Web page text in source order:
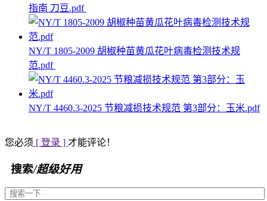
指南 刀豆.pdf
NY/T 1805-2009 胡椒种苗黄瓜花叶病毒检测技术规
范.pdf
NY/T 4460.3-2025 节粮减损技术规范 第3部分：玉米.pdf
您必须 [ 登录 ] 才能评论！
搜索/超级好用